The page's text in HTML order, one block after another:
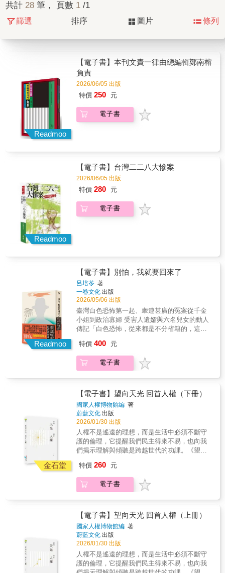
共計 28 筆， 頁數 1 /1
篩選 排序 圖片 條列
Readmoo
【電子書】本刊文責一律由總編輯鄭南榕
負責
2026/06/05 出版
特價 250 元
電子書
Readmoo
【電子書】台灣二二八大慘案
2026/06/05 出版
特價 280 元
電子書
Readmoo
【電子書】別怕，我就要回來了
呂培苓 著
一卷文化 出版
2026/05/06 出版
臺灣白色恐怖第一起、牽連甚廣的冤案從千金
小姐到政治寡婦 受害人遺孀與六名兒女的動人
傳記「白色恐怖，從來都是不分省籍的，這塊
擔。我們不僅要忠實看見這塊土地過往的歷
史，更要用愛和公義，面對歷史的錯誤。族
群、文化和思考的不同，不應成為撕裂這塊土
恐怕是最好的例證了……那些由眾多生命所留
下的記憶，終將成為那個時代難以抹滅的珍貴
見證。」──林寶安（國立澎湖科技大學通識教
育中心教授、國家人權博物館「山東流亡學生
與澎湖713事件70週年特展」策展人之一）
1949年國共內戰局勢逆轉，同年6月底至7月
初，山東煙台聯中等八所學校、近八千名師
生，在張敏之總校長的帶領下，千里迢迢從山
東經上海、湖南、廣州，原計畫赴臺繼續學
得承諾，學生可在澎湖繼續讀書，不料軍方反
悔，強制接收學生為兵。7月13日，澎湖防衛司
令部操場發生「刺刀事件」，軍方對抗議的學
生動用武力。被迫充軍的學生遭到凌虐，也有
不知數量的學生被投海溺斃。維護學生受教權
的張敏之校長與多位師生被誣陷為「匪諜」並
遭槍決。名作家王鼎鈞的弟妹也在這八千名師
生之中，他曾對此案發表評論：國民政府能在
臺灣立定腳跟，靠兩件大案殺開一條血路，一
件「二二八」事件懾伏了本省人，另一件煙台
特價 400 元
電子書
金石堂
【電子書】望向天光 回首人權（下冊）
國家人權博物館編 著
蔚藍文化 出版
2026/01/30 出版
人權不是遙遠的理想，而是生活中必須不斷守
護的倫理，它提醒我們民主得來不易，也向我
們揭示理解與傾聽是跨越世代的功課。《望向
壓低聲息的往事，從威權體制的幽暗處出發，
不急著給答案，而邀請讀者感受歷史的重量。
那些曾被壓抑的記憶透過文字緩緩浮現，讓我
裡，穿梭著個人命運與集體記憶的交會，政治
犯與家屬的身影、空間與制度的變遷、藝術與
教育的回應，層層疊成一幅既沉痛又堅韌的圖
景。《望向天光 回首人權》的意義不在於撫平
過往，而是讓歷史重新被理解。真相公開之
日，即記憶回返時。人權不是遙遠的理想，而
是生活中必須不斷守護的倫理，它提醒我們民
特價 260 元
電子書
【電子書】望向天光 回首人權（上冊）
國家人權博物館編 著
蔚藍文化 出版
2026/01/30 出版
人權不是遙遠的理想，而是生活中必須不斷守
護的倫理，它提醒我們民主得來不易，也向我